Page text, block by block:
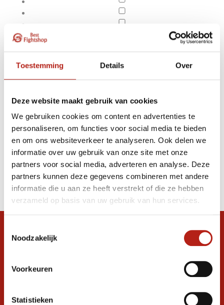
Toestemming Details Over
Deze website maakt gebruik van cookies
We gebruiken cookies om content en advertenties te
personaliseren, om functies voor social media te bieden
en om ons websiteverkeer te analyseren. Ook delen we
informatie over uw gebruik van onze site met onze
partners voor social media, adverteren en analyse. Deze
partners kunnen deze gegevens combineren met andere
informatie die u aan ze heeft verstrekt of die ze hebben
verzameld op basis van uw gebruik van hun services.
Noodzakelijk
Voorkeuren
Statistieken
Apply filters Alle oefenmessen
Producten
Filter